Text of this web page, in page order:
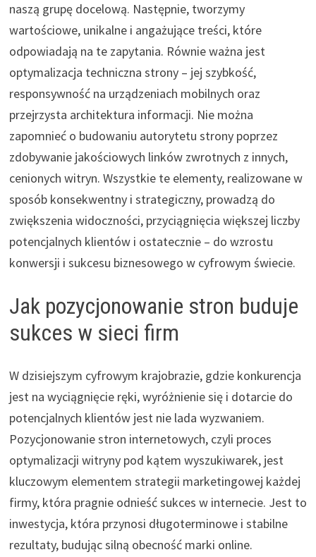
naszą grupę docelową. Następnie, tworzymy
wartościowe, unikalne i angażujące treści, które
odpowiadają na te zapytania. Równie ważna jest
optymalizacja techniczna strony – jej szybkość,
responsywność na urządzeniach mobilnych oraz
przejrzysta architektura informacji. Nie można
zapomnieć o budowaniu autorytetu strony poprzez
zdobywanie jakościowych linków zwrotnych z innych,
cenionych witryn. Wszystkie te elementy, realizowane w
sposób konsekwentny i strategiczny, prowadzą do
zwiększenia widoczności, przyciągnięcia większej liczby
potencjalnych klientów i ostatecznie – do wzrostu
konwersji i sukcesu biznesowego w cyfrowym świecie.
Jak pozycjonowanie stron buduje
sukces w sieci firm
W dzisiejszym cyfrowym krajobrazie, gdzie konkurencja
jest na wyciągnięcie ręki, wyróżnienie się i dotarcie do
potencjalnych klientów jest nie lada wyzwaniem.
Pozycjonowanie stron internetowych, czyli proces
optymalizacji witryny pod kątem wyszukiwarek, jest
kluczowym elementem strategii marketingowej każdej
firmy, która pragnie odnieść sukces w internecie. Jest to
inwestycja, która przynosi długoterminowe i stabilne
rezultaty, budując silną obecność marki online.